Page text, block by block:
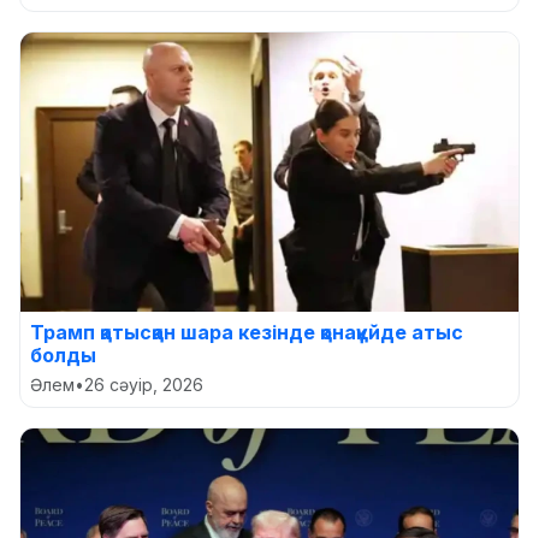
Трамп қатысқан шара кезінде қонақүйде атыс
болды
Әлем•26 сәуір, 2026